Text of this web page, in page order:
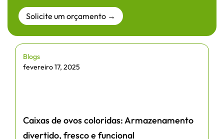
Solicite um orçamento →
Blogs
fevereiro 17, 2025
Caixas de ovos coloridas: Armazenamento
divertido, fresco e funcional